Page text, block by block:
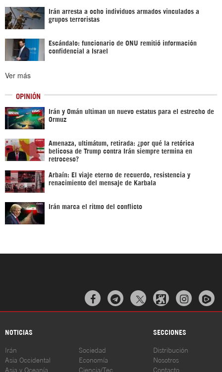
Irán arresta a ocho individuos armados vinculados a
grupos terroristas
Escándalo: funcionario de ONU remitió información
confidencial a Israel
Ver más
OPINIÓN
Irán y Omán ultiman un nuevo estatus para el estrecho de
Ormuz
Amenaza, ultimátum, retirada: ¿por qué la retórica
belicosa de Trump contra Irán siempre termina en
retroceso?
Arbaín: El viaje eterno de recuerdo, resistencia y
renacimiento del mensaje de Karbala
Irán marca el ritmo del conflicto
  
NOTICIAS SECCIONES
Irán
Asia Occidental
Asia y Oceanía
Sociedad
Economía
Ciencia/Tec
Distribución
Nosotros
Contacto